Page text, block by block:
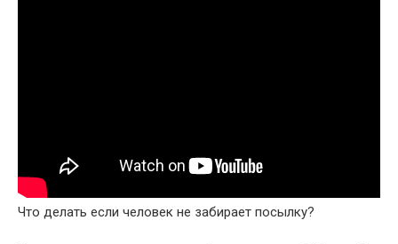
Что делать если человек не забирает посылку?